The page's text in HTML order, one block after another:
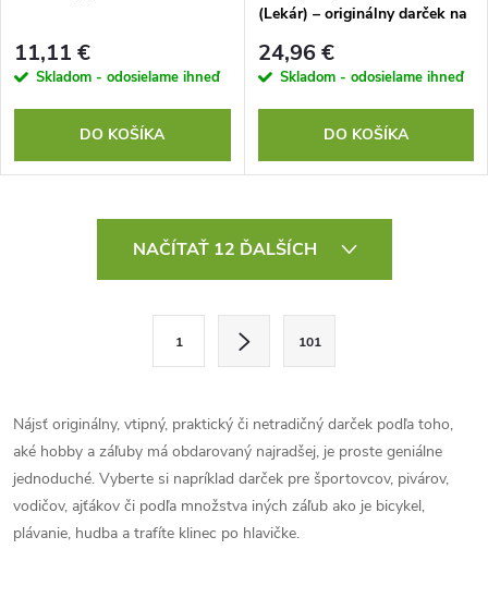
11,11 €
Skladom - odosielame ihneď
DO KOŠÍKA
(Lekár) – originálny darček na
24,96 €
Skladom - odosielame ihneď
DO KOŠÍKA
d
a
c
i
NAČÍTAŤ 12 ĎALŠÍCH
á
n
k
o
v
1 101
Nájsť originálny, vtipný, praktický či netradičný darček podľa toho,
aké hobby a záľuby má obdarovaný najradšej, je proste geniálne
jednoduché. Vyberte si napríklad darček pre športovcov, pivárov,
vodičov, ajťákov či podľa množstva iných záľub ako je bicykel,
plávanie, hudba a trafíte klinec po hlavičke.